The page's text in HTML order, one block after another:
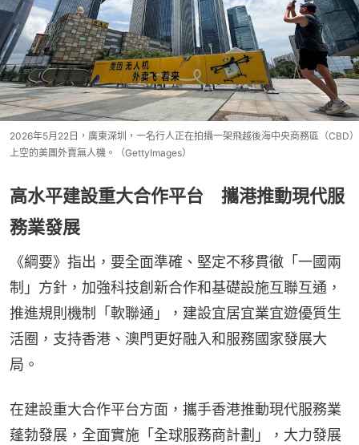
2026年5月22日，廣東深圳，一名行人正在拍攝一架飛越後海中央商務區（CBD）
上空的美團外賣無人機。（GettyImages）
高水平建設重大合作平台 攜港推動現代服
務業發展
《綱要》指出，要全面準確、堅定不移貫徹「一國兩
制」方針，加強科技創新合作和基礎設施互聯互通，
推進規則機制「軟聯通」，建設宜居宜業宜遊優質生
活圈，支持香港、澳門更好融入和服務國家發展大
局。
在建設重大合作平台方面，攜手香港推動現代服務業
蓬勃發展，全面實施「全球服務商計劃」，大力發展